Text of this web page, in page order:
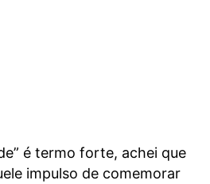
é termo forte, achei que
impulso de comemorar